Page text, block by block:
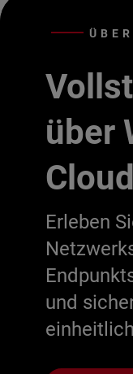
über
Cloud
Erleben
und